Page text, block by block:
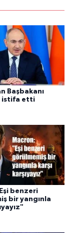
Başbakanı
istifa etti
benzeri
bir yangınla